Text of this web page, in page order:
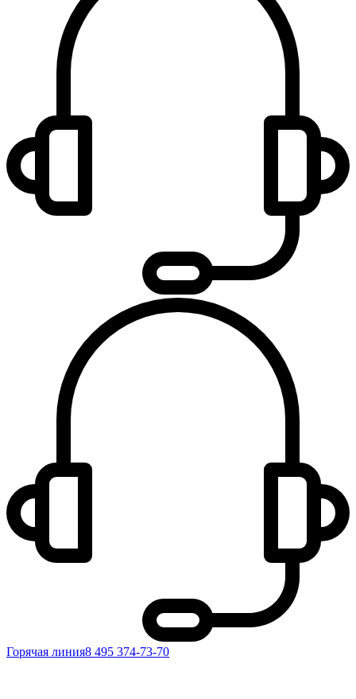
Горячая линия8 495 374-73-70